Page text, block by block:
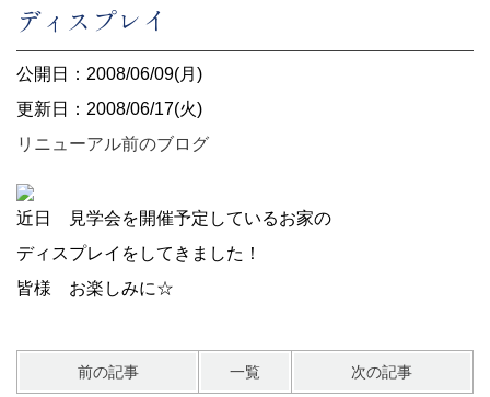
ディスプレイ
公開日：2008/06/09(月)
更新日：2008/06/17(火)
リニューアル前のブログ
近日 見学会を開催予定しているお家の
ディスプレイをしてきました！
皆様 お楽しみに☆
前の記事 一覧 次の記事